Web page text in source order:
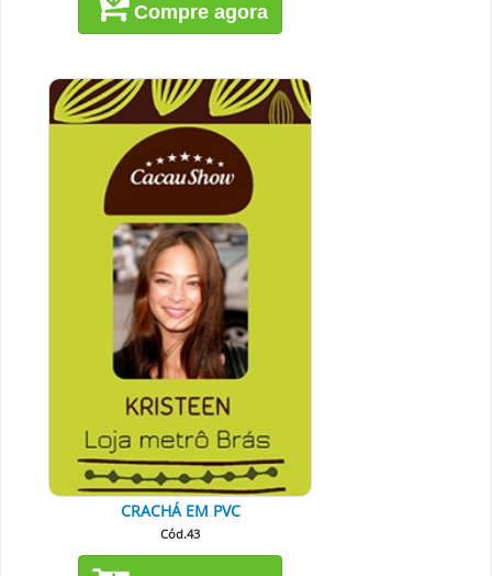
Compre agora
CRACHÁ EM PVC
Cód.43